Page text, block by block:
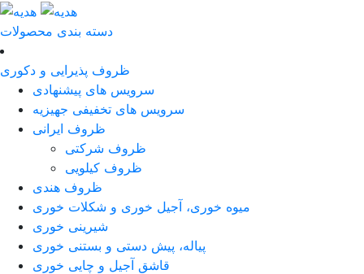
دسته بندی محصولات
ظروف پذیرایی و دکوری
سرویس های پیشنهادی
سرویس های تخفیفی جهیزیه
ظروف ایرانی
ظروف شرکتی
ظروف کیلویی
ظروف هندی
میوه خوری، آجیل خوری و شکلات خوری
شیرینی خوری
پیاله، پیش دستی و بستنی خوری
قاشق آجیل و چایی خوری